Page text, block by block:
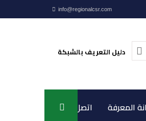
info@regionalcsr.com
دليل التعريف بالشبكة
المعرفة اتصل بنا